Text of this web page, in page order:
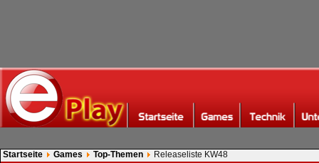
Startseite Games Top-Themen
Releaseliste KW48